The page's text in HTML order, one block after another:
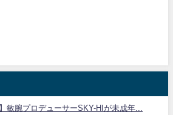
敏腕プロデューサーSKY-HIが未成年...